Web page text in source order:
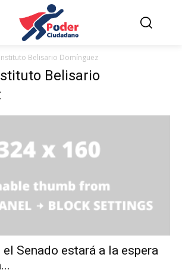
Instituto Belisario Domínguez
Belisario
el Senado estará a la espera